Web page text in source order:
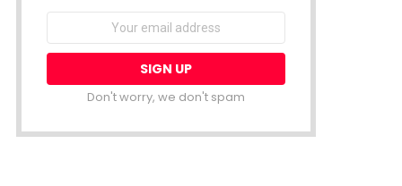
Email
Don't worry, we don't spam